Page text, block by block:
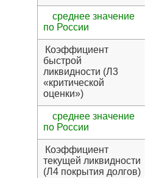
среднее значение
по России
Коэффициент
быстрой
ликвидности (Л3
«критической
оценки»)
среднее значение
по России
Коэффициент
текущей ликвидности
(Л4 покрытия долгов)